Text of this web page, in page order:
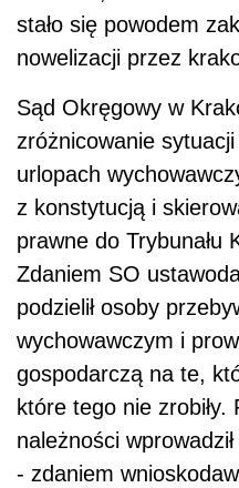
stało się powodem
nowelizacji przez
Sąd Okręgowy w
zróżnicowanie
urlopach
z konstytucją i
prawne do Trybunału
Zdaniem SO
podzielił osoby
wychowawczym i
gospodarczą na te,
które tego nie
należności
- zdaniem